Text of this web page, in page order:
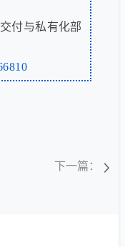
付与私有化部
下一篇：